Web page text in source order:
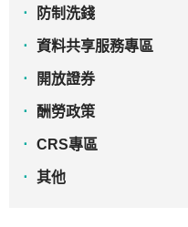
防制洗錢
資料共享服務專區
開放證券
酬勞政策
CRS專區
其他